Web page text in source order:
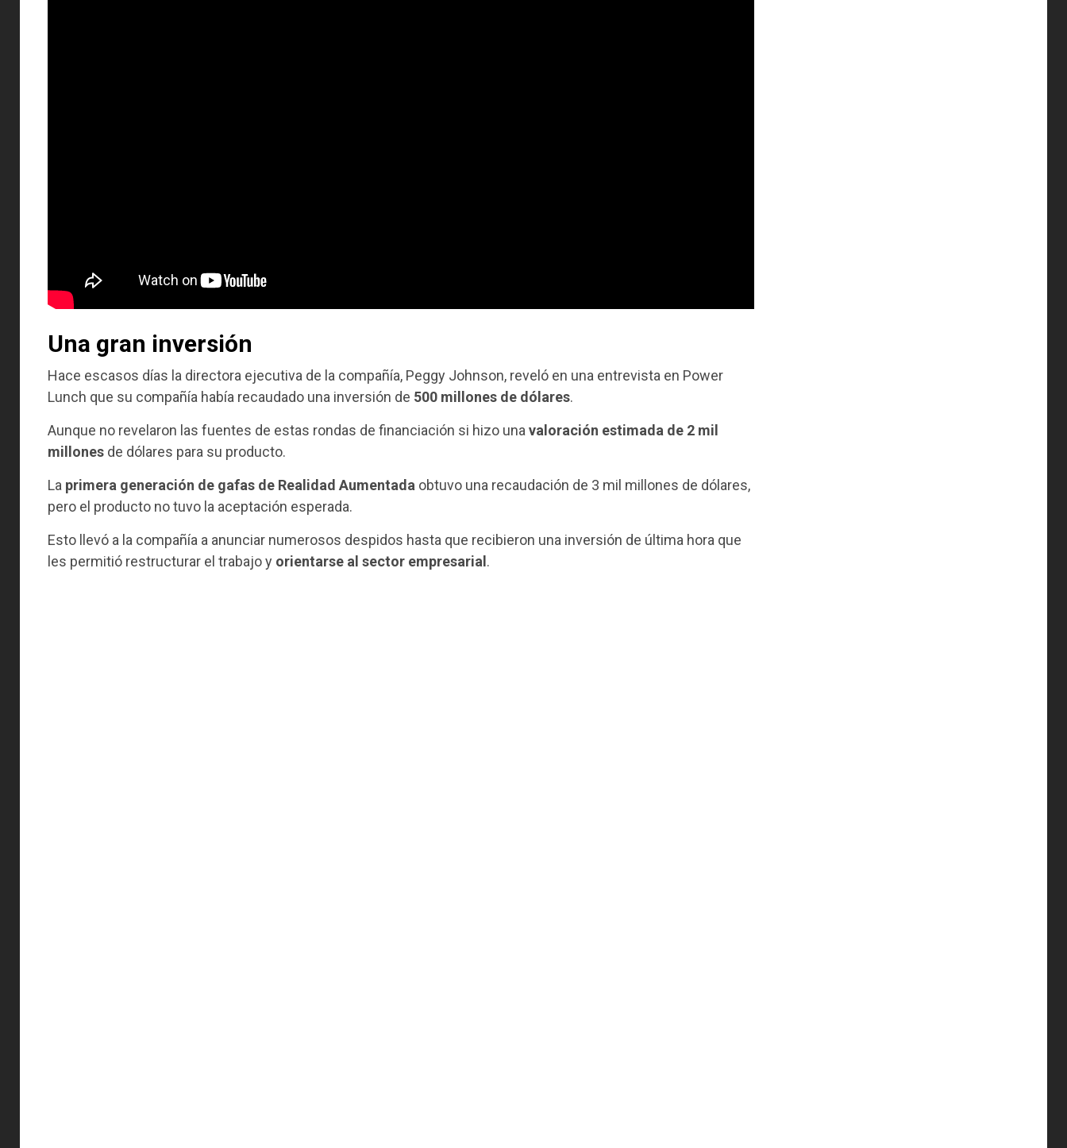
Una gran inversión
Hace escasos días la directora ejecutiva de la compañía, Peggy Johnson, reveló en una entrevista en Power
Lunch que su compañía había recaudado una inversión de 500 millones de dólares.
Aunque no revelaron las fuentes de estas rondas de financiación si hizo unavaloración estimada de 2 mil
millones de dólares para su producto.
La primera generación de gafas de Realidad Aumentada obtuvo una recaudación de 3 mil millones de dólares,
pero el producto no tuvo la aceptación esperada.
Esto llevó a la compañía a anunciar numerosos despidos hasta que recibieron una inversión de última hora que
les permitió restructurar el trabajo y orientarse al sector empresarial .